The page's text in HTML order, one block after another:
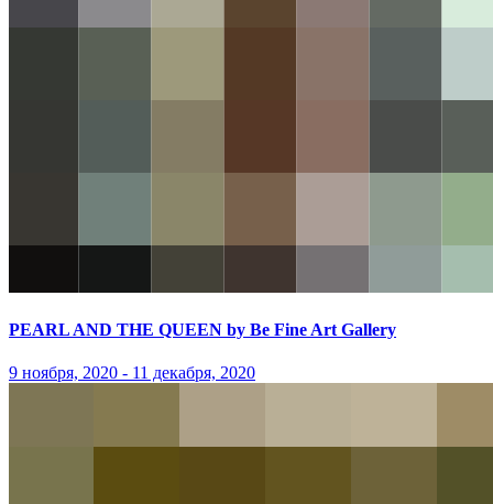
PEARL AND THE QUEEN by Be Fine Art Gallery
9 ноября, 2020 - 11 декабря, 2020